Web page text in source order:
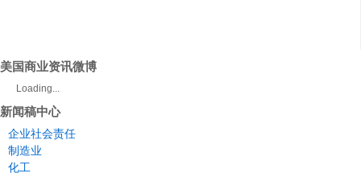
美国商业资讯微博
Loading...
新闻稿中心
企业社会责任
制造业
化工